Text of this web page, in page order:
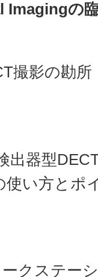
の
撮影の勘所
器型
使い方とポ
クステー